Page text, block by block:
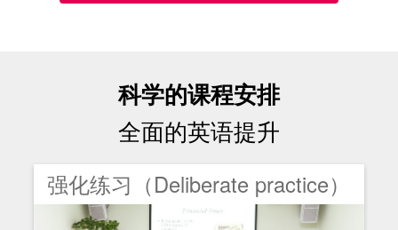
科学的课程安排
全面的英语提升
强化练习（Deliberate practice）